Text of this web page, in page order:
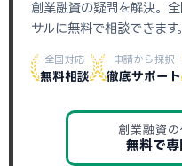
創業融資の疑問を解決。
サルに無料で相談できます。
全国対応
無料相談
申請から採択
徹底サポート
創業融資
無料で